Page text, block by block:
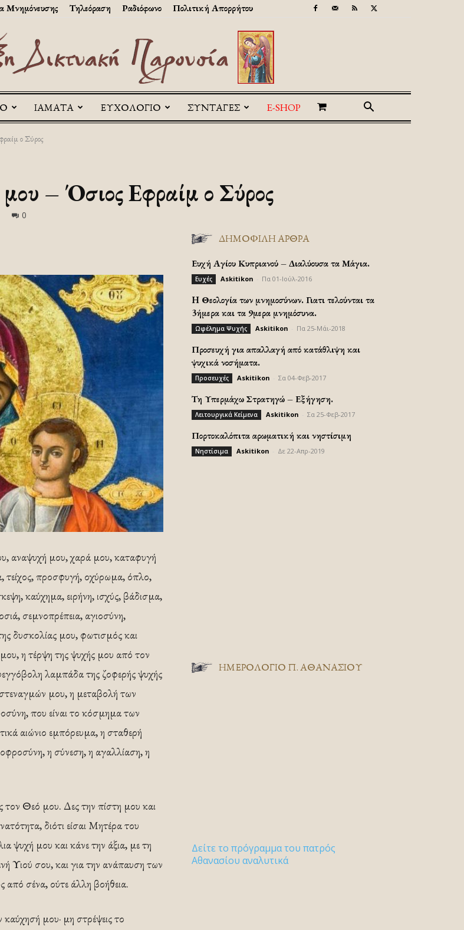
Μνημόνευσης Τηλεόραση Ραδιόφωνο Πολιτική Απορρήτου
Askitikon
ΙΑΜΑΤΑ ΕΥΧΟΛΟΓΙΟ ΣΥΝΤΑΓΕΣ E-SHOP
ο Σύρος
– Όσιος Εφραίμ ο Σύρος
0
αναψυχή μου, χαρά μου, καταφυγή
τείχος, προσφυγή, οχύρωμα, όπλο,
καύχημα, ειρήνη, ισχύς, βάδισμα,
σεμνοπρέπεια, αγιοσύνη,
δυσκολίας μου, φωτισμός και
η τέρψη της ψυχής μου από τον
λαμπάδα της ζοφερής ψυχής
μου, η μεταβολή των
που είναι το κόσμημα των
αιώνιο εμπόρευμα, η σταθερή
η σύνεση, η αγαλλίαση, η
τον Θεό μου. Δες την πίστη μου και
διότι είσαι Μητέρα του
ψυχή μου και κάνε την άξια, με τη
Υιού σου, και για την ανάπαυση των
από σένα, ούτε άλλη βοήθεια.
μου· μη στρέψεις το
ΔΗΜΟΦΙΛΗ ΑΡΘΡΑ
Ευχή Αγίου Κυπριανού – Διαλύουσα τα Μάγια.
Ευχές Askitikon Πα 01-Ιούλ-2016
H Θεολογία των μνημοσύνων. Γιατι τελούνται τα
3ήμερα και τα 9μερα μνημόσυνα.
Ωφέλημα Ψυχής Askitikon Πα 25-Μάι-2018
Προσευχή για απαλλαγή από κατάθλιψη και
ψυχικά νοσήματα.
Προσευχές Askitikon Σα 04-Φεβ-2017
Τη Υπερμάχω Στρατηγώ – Εξήγηση.
Λειτουργικά Κείμενα Askitikon Σα 25-Φεβ-2017
Πορτοκαλόπιτα αρωματική και νηστίσιμη
Νηστίσιμα Askitikon Δε 22-Απρ-2019
ΗΜΕΡΟΛΟΓΙΟ Π. ΑΘΑΝΑΣΙΟΥ
Δείτε το πρόγραμμα του πατρός
Αθανασίου αναλυτικά